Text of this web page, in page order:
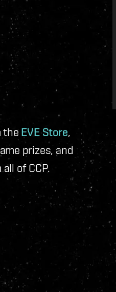
the EVE Store
prizes, and
of CCP.